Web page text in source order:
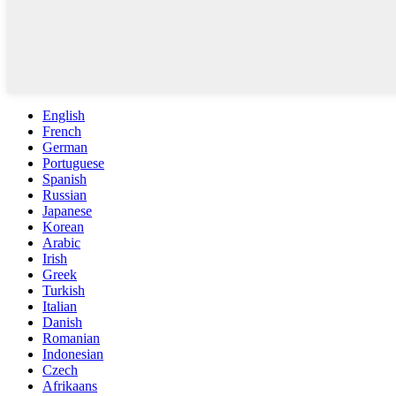
English
French
German
Portuguese
Spanish
Russian
Japanese
Korean
Arabic
Irish
Greek
Turkish
Italian
Danish
Romanian
Indonesian
Czech
Afrikaans